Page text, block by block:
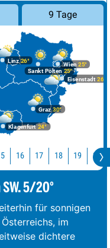
9 Tage
Graz30°
Klagenfurt 24°
Linz26°
Wien 25°
Eisenstadt 26°
Sankt Pölten 25°
16 17 18 19 20
5/20°
für sonnigen
im
dichtere